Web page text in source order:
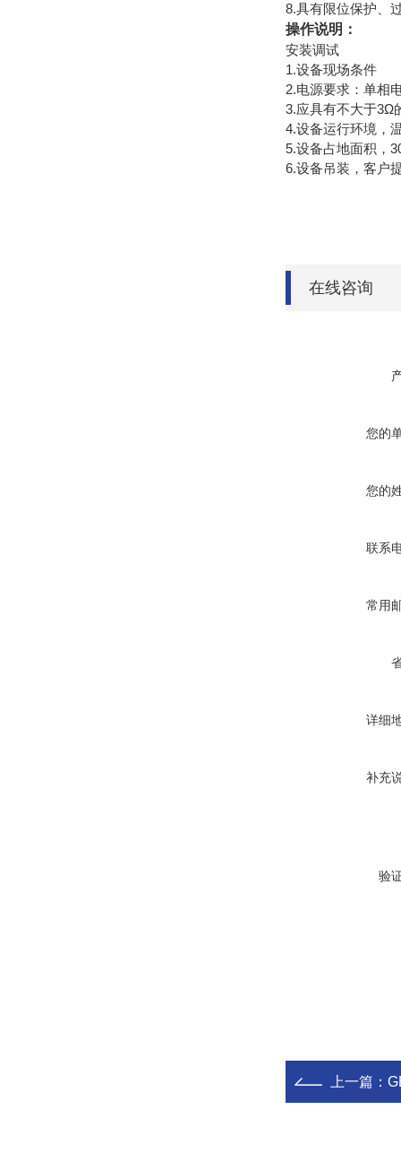
8.具有限位保护、
操作说明：
安装调试
1.设备现场条件
2.电源要求：单相
3.应具有不大于3Ω
4.设备运行环境，
5.设备占地面积，
6.设备吊装，客户
在线咨询
您的
您的
联系
常用
详细
补充
验
上一篇：